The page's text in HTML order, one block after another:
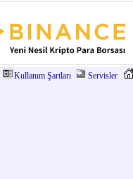
Kullanım Şartları Servisler